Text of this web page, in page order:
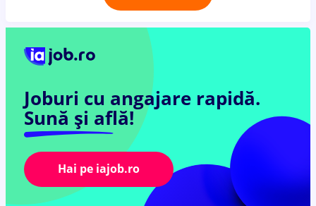
Joburi cu angajare rapidă.
Sună și află!
Hai pe iajob.ro